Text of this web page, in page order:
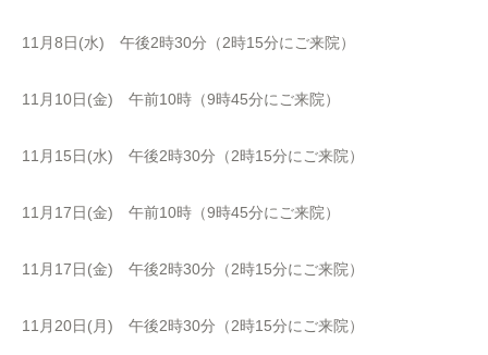
11月8日(水) 午後2時30分（2時15分にご来院）
11月10日(金) 午前10時（9時45分にご来院）
11月15日(水) 午後2時30分（2時15分にご来院）
11月17日(金) 午前10時（9時45分にご来院）
11月17日(金) 午後2時30分（2時15分にご来院）
11月20日(月) 午後2時30分（2時15分にご来院）